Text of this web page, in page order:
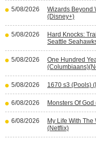
5/08/2026
Wizards Beyond
(Disney+)
5/08/2026
Hard Knocks:
Seattle
5/08/2026
One Hundred
5/08/2026 1670 s3 (Pools)
6/08/2026 Monsters Of
6/08/2026
My Life With The
(Netflix)